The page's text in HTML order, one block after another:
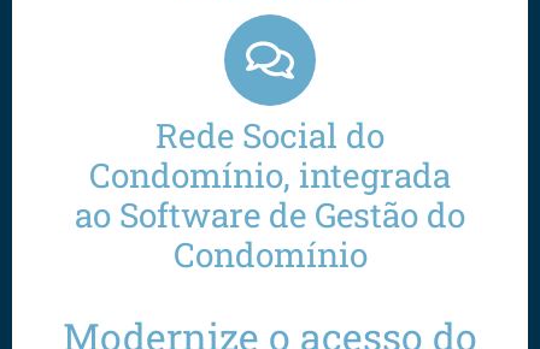
Rede Social do
Condomínio, integrada
ao Software de Gestão do
Condomínio
Modernize o acesso do